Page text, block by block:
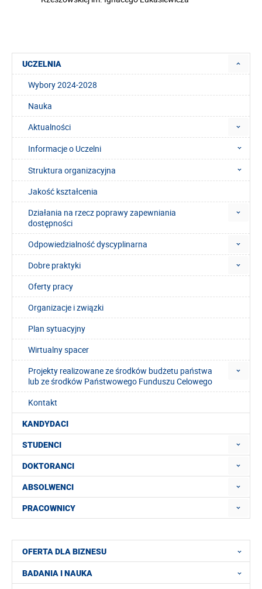
UCZELNIA
Wybory 2024-2028
Nauka
Aktualności
Informacje o Uczelni
Struktura organizacyjna
Jakość kształcenia
Działania na rzecz poprawy zapewniania
dostępności
Odpowiedzialność dyscyplinarna
Dobre praktyki
Oferty pracy
Organizacje i związki
Plan sytuacyjny
Wirtualny spacer
Projekty realizowane ze środków budżetu państwa
lub ze środków Państwowego Funduszu Celowego
Kontakt
KANDYDACI
STUDENCI
DOKTORANCI
ABSOLWENCI
PRACOWNICY
OFERTA DLA BIZNESU
BADANIA I NAUKA